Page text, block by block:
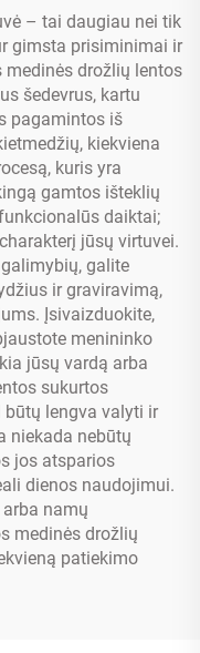
– tai daugiau nei tik
gimsta prisiminimai ir
drožlių lentos
šedevrus, kartu
pagamintos iš
kiekviena
kuris yra
gamtos išteklių
daiktai;
jūsų virtuvei.
galite
ir graviravimą,
Įsivaizduokite,
menininko
jūsų vardą arba
sukurtos
lengva valyti ir
niekada nebūtų
jos atsparios
dienos naudojimui.
namų
medinės drožlių
patiekimo